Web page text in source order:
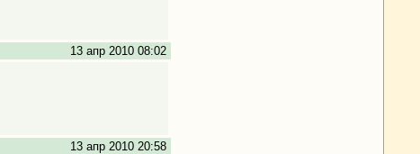
13 апр 2010 08:02
13 апр 2010 20:58